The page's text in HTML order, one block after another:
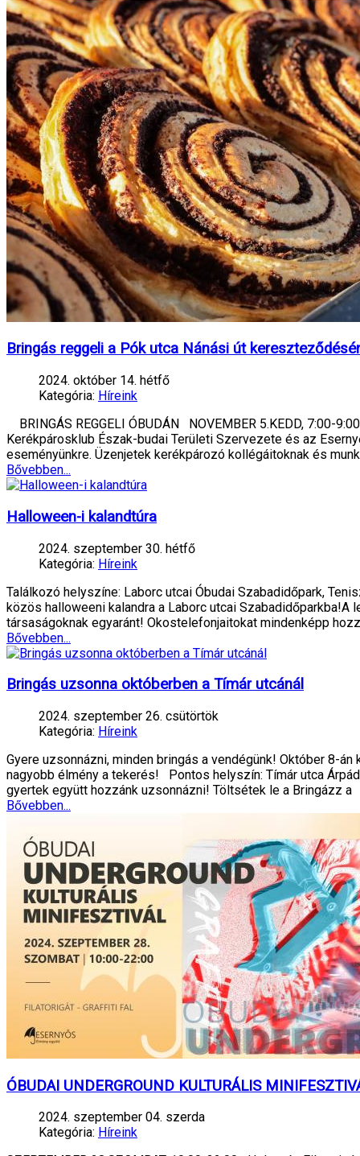
Bringás reggeli a Pók utca Nánási út
2024. október 14. hétfő
Kategória: Híreink
BRINGÁS REGGELI ÓBUDÁN NOVEMBER 5.KEDD, 7:00-
Kerékpárosklub Észak-budai Területi Szervezete és az
eseményünkre. Üzenjetek kerékpározó kollégáitoknak és
Bővebben...
Halloween-i kalandtúra
2024. szeptember 30. hétfő
Kategória: Híreink
Találkozó helyszíne: Laborc utcai Óbudai Szabadidőpark,
közös halloweeni kalandra a Laborc utcai
társaságoknak egyaránt! Okostelefonjaitokat mindenképp
Bővebben...
Bringás uzsonna októberben a Tímár utcánál
2024. szeptember 26. csütörtök
Kategória: Híreink
Gyere uzsonnázni, minden bringás a vendégünk! Október 8-
nagyobb élmény a tekerés!️ Pontos helyszín: Tímár utca
gyertek együtt hozzánk uzsonnázni! Töltsétek le a Bringázz a
Bővebben...
ÓBUDAI UNDERGROUND KULTURÁLIS
2024. szeptember 04. szerda
Kategória: Híreink